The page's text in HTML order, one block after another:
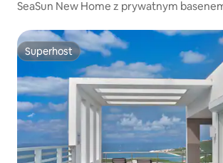
SeaSun New Home z prywatnym
Superhost
Superhost